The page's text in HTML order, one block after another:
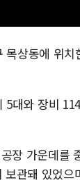
상동에 위치
대와 장비
장 가운데를
관돼 있었으